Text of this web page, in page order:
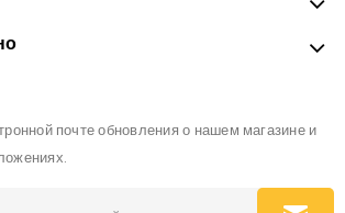
почте обновления о нашем магазине и